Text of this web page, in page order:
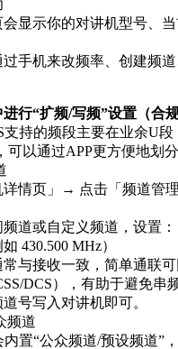
会显示你的对讲机型号、
手机来改频率、创建频
行“扩频/写频”设置（合规
支持的频段主要在业余U段
可以通过APP更方便地划
情页」→ 点击「频道管
道或自定义频道，设置：
430.500 MHz）
与接收一致，简单通联可
DCS），有助于避免串
号写入对讲机即可。
频道
内置“公众频道/预设频道”